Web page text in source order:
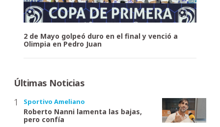
2 de Mayo golpeó duro en el final y venció a
Olimpia en Pedro Juan
Últimas Noticias
Sportivo Ameliano
Roberto Nanni lamenta las bajas,
pero confía